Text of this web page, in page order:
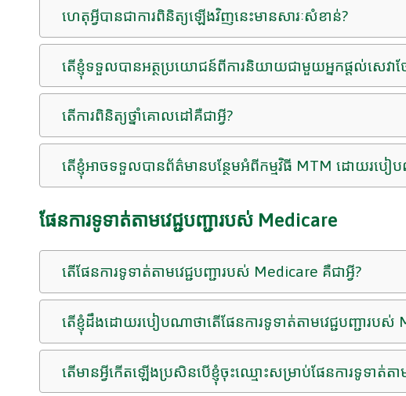
ហេតុអ្វីបានជាការពិនិត្យឡើងវិញនេះមានសារៈសំខាន់?
តើខ្ញុំទទួលបានអត្ថប្រយោជន៍ពីការនិយាយជាមួយអ្នកផ្តល់សេវ
តើការពិនិត្យថ្នាំគោលដៅគឺជាអ្វី?
តើខ្ញុំអាចទទួលបានព័ត៌មានបន្ថែមអំពីកម្មវិធី MTM ដោយរបៀ
ផែនការទូទាត់តាមវេជ្ជបញ្ជារបស់ Medicare
តើផែនការទូទាត់តាមវេជ្ជបញ្ជារបស់ Medicare គឺជាអ្វី?
តើខ្ញុំដឹងដោយរបៀបណាថាតើផែនការទូទាត់តាមវេជ្ជបញ្ជារបស់
តើមានអ្វីកើតឡើងប្រសិនបើខ្ញុំចុះឈ្មោះសម្រាប់ផែនការទូទាត់តា